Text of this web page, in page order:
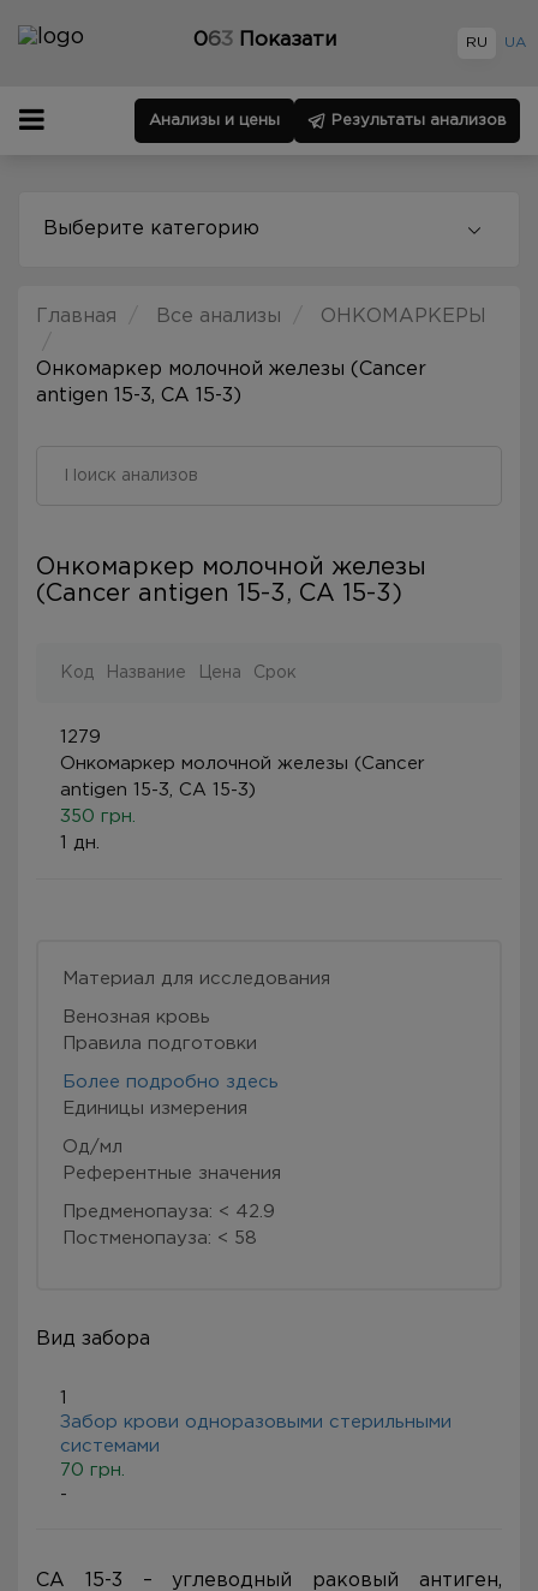
063 Показати RU UA
Анализы и цены Результаты анализов
Выберите категорию
Главная Все анализы ОНКОМАРКЕРЫ
Онкомаркер молочной железы (Cancer
antigen 15-3, СА 15-3)
Онкомаркер молочной железы
(Cancer antigen 15-3, СА 15-3)
Код Название Цена Срок
1279
Онкомаркер молочной железы (Cancer
antigen 15-3, СА 15-3)
350 грн.
1 дн.
Материал для исследования
Венозная кровь
Правила подготовки
Более подробно здесь
Eдиницы измерения
Од/мл
Референтные значения
Предменопауза: < 42.9
Постменопауза: < 58
Вид забора
1
Забор крови одноразовыми стерильными
системами
70 грн.
-
CA 15-3 – углеводный раковый антиген,